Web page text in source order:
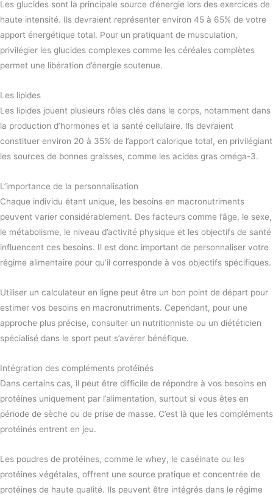
Les glucides sont la principale source d’énergie lors des exercices de
haute intensité. Ils devraient représenter environ 45 à 65% de votre
apport énergétique total. Pour un pratiquant de musculation,
privilégier les glucides complexes comme les céréales complètes
permet une libération d’énergie soutenue.
Les lipides
Les lipides jouent plusieurs rôles clés dans le corps, notamment dans
la production d’hormones et la santé cellulaire. Ils devraient
constituer environ 20 à 35% de l’apport calorique total, en privilégiant
les sources de bonnes graisses, comme les acides gras oméga-3.
L’importance de la personnalisation
Chaque individu étant unique, les besoins en macronutriments
peuvent varier considérablement. Des facteurs comme l’âge, le sexe,
le métabolisme, le niveau d’activité physique et les objectifs de santé
influencent ces besoins. Il est donc important de personnaliser votre
régime alimentaire pour qu’il corresponde à vos objectifs spécifiques.
Utiliser un calculateur en ligne peut être un bon point de départ pour
estimer vos besoins en macronutriments. Cependant, pour une
approche plus précise, consulter un nutritionniste ou un diététicien
spécialisé dans le sport peut s’avérer bénéfique.
Intégration des compléments protéinés
Dans certains cas, il peut être difficile de répondre à vos besoins en
protéines uniquement par l’alimentation, surtout si vous êtes en
période de sèche ou de prise de masse. C’est là que les compléments
protéinés entrent en jeu.
Les poudres de protéines, comme le whey, le caséinate ou les
protéines végétales, offrent une source pratique et concentrée de
protéines de haute qualité. Ils peuvent être intégrés dans le régime